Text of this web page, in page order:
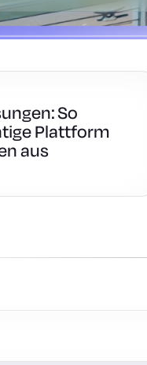
So
Plattform
aus